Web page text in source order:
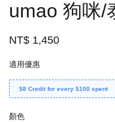
umao 狗咪/
NT$ 1,450
適用優惠
$8 Credit for every $100 spent
顏色